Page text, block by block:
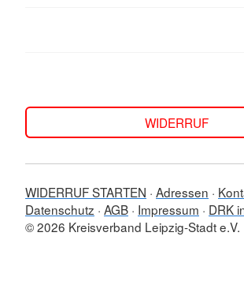
WIDERRUF
WIDERRUF STARTEN Adressen
Datenschutz AGB Impressum
DRK
© 2026 Kreisverband Leipzig-Stadt e.V.